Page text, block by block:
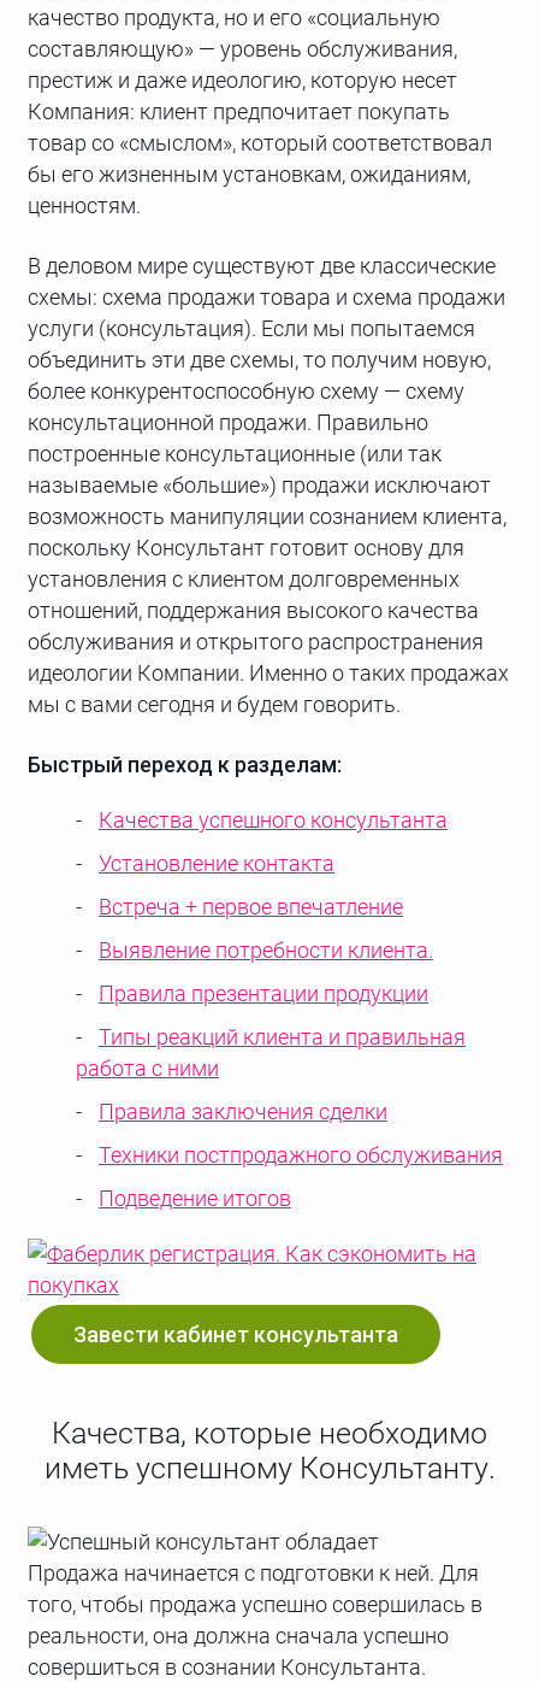
качество продукта, но и его «социальную
составляющую» — уровень обслуживания,
престиж и даже идеологию, которую несет
Компания: клиент предпочитает покупать
товар со «смыслом», который соответствовал
бы его жизненным установкам, ожиданиям,
ценностям.
В деловом мире существуют две классические
схемы: схема продажи товара и схема продажи
услуги (консультация). Если мы попытаемся
объединить эти две схемы, то получим новую,
более конкурентоспособную схему — схему
консультационной продажи. Правильно
построенные консультационные (или так
называемые «большие») продажи исключают
возможность манипуляции сознанием клиента,
поскольку Консультант готовит основу для
установления с клиентом долговременных
отношений, поддержания высокого качества
обслуживания и открытого распространения
идеологии Компании. Именно о таких продажах
мы с вами сегодня и будем говорить.
Быстрый переход к разделам:
Качества успешного консультанта
Установление контакта
Встреча + первое впечатление
Выявление потребности клиента.
Правила презентации продукции
Типы реакций клиента и правильная
работа с ними
Правила заключения сделки
Техники постпродажного обслуживания
Подведение итогов
Завести кабинет консультанта
Качества, которые необходимо
иметь успешному Консультанту.
Продажа начинается с подготовки к ней. Для
того, чтобы продажа успешно совершилась в
реальности, она должна сначала успешно
совершиться в сознании Консультанта.